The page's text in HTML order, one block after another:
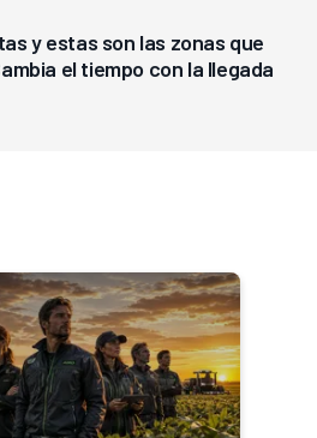
y estas son las zonas que
el tiempo con la llegada